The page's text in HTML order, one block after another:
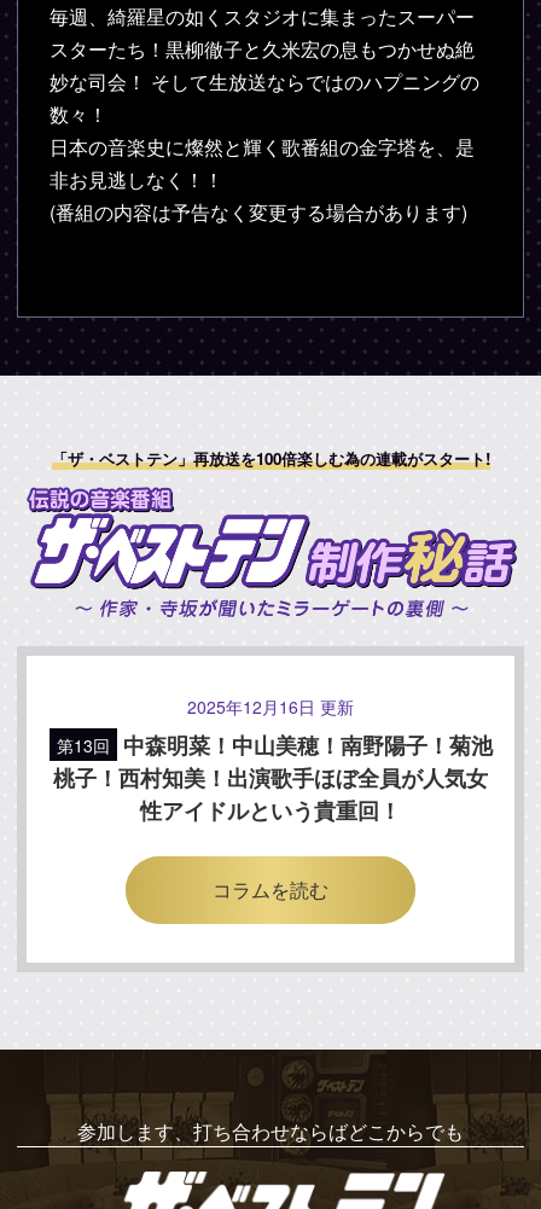
毎週、綺羅星の如くスタジオに集まったスーパー
スターたち！黒柳徹子と久米宏の息もつかせぬ絶
妙な司会！ そして生放送ならではのハプニングの
数々！
日本の音楽史に燦然と輝く歌番組の金字塔を、是
非お見逃しなく！！
(番組の内容は予告なく変更する場合があります)
「ザ・ベストテン」再放送を100倍楽しむ為の連載がスタート!
2025年12月16日 更新
第13回
中森明菜！中山美穂！南野陽子！菊池
桃子！西村知美！ 出演歌手ほぼ全員が人気女
性アイドルという貴重回！
コラムを読む
参加します、打ち合わせならばどこからでも